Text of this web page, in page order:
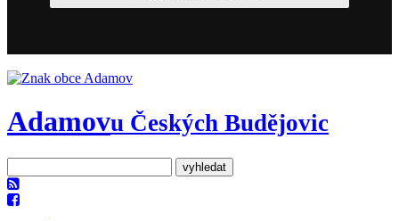
Adamovu Českých Budějovic